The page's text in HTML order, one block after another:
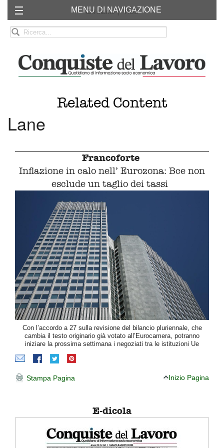
Chi siamo RSS
MENU DI NAVIGAZIONE
Related Content
Lane
Francoforte
Inflazione in calo nell’ Eurozona: Bce non
esclude un taglio dei tassi
Con l’accordo a 27 sulla revisione del bilancio pluriennale, che
cambia il testo originario già votato all’Eurocamera, potranno
iniziare la prossima settimana i negoziati tra le istituzioni Ue
Stampa Pagina Inizio Pagina
E-dicola